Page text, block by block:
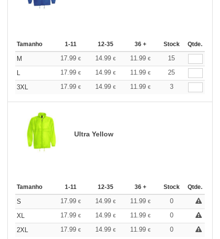
Tamanho 1-11 12-35 36 + Stock Qtde.
M 17.99 € 14.99 € 11.99 €
15
L
17.99 € 14.99 € 11.99 €
25
3XL
17.99 € 14.99 € 11.99 € 3
Ultra Yellow
Tamanho 1-11 12-35 36 + Stock Qtde.
S 17.99 € 14.99 € 11.99 €
0
XL
17.99 € 14.99 € 11.99 €
0
2XL
17.99 € 14.99 € 11.99 € 0